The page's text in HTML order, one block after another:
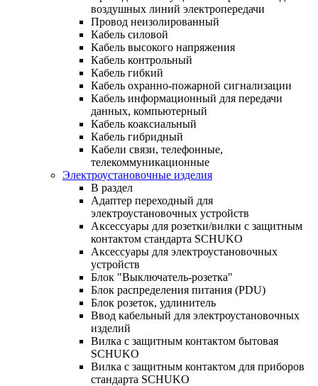
воздушных линий электропередачи
Провод неизолированный
Кабель силовой
Кабель высокого напряжения
Кабель контрольный
Кабель гибкий
Кабель охранно-пожарной сигнализации
Кабель информационный для передачи
данных, компьютерный
Кабель коаксиальный
Кабель гибридный
Кабели связи, телефонные,
телекоммуникационные
Электроустановочные изделия
В раздел
Адаптер переходный для
электроустановочных устройств
Аксессуары для розетки/вилки с защитным
контактом стандарта SCHUKO
Аксессуары для электроустановочных
устройств
Блок "Выключатель-розетка"
Блок распределения питания (PDU)
Блок розеток, удлинитель
Ввод кабельный для электроустановочных
изделий
Вилка с защитным контактом бытовая
SCHUKO
Вилка с защитным контактом для приборов
стандарта SCHUKO